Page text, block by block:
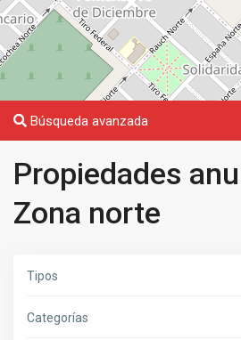
Búsqueda avanzada
Propiedades
Zona norte
Tipos
Categorías